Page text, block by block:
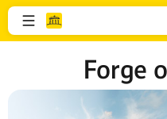
Forge